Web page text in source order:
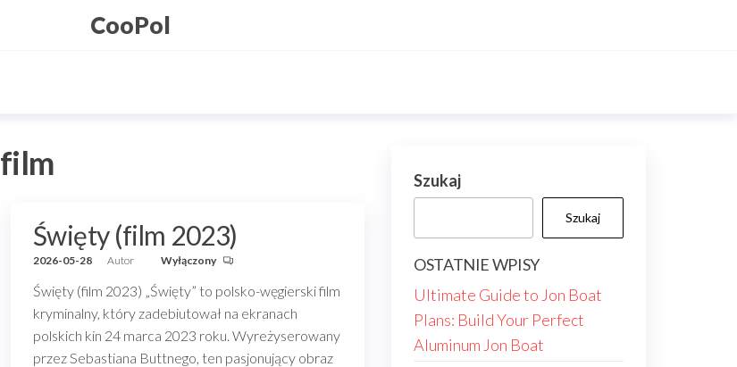
CooPol
film
Święty (film 2023)
2026-05-28 Autor Wyłączony
Święty (film 2023) „Święty” to polsko-węgierski film
kryminalny, który zadebiutował na ekranach
polskich kin 24 marca 2023 roku. Wyreżyserowany
przez Sebastiana Buttnego, ten pasjonujący obraz
Szukaj
Szukaj
OSTATNIE WPISY
Ultimate Guide to Jon Boat
Plans: Build Your Perfect
Aluminum Jon Boat